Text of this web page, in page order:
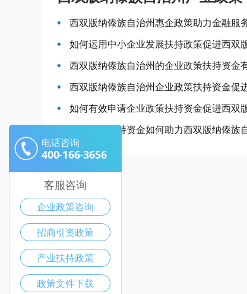
西双版纳傣族自治州惠企政策助力金融服
如何运用中小企业发展扶持政策促进西双
西双版纳傣族自治州的企业政策扶持资金
西双版纳傣族自治州企业政策扶持资金促
如何有效申请企业政策扶持资金促进西双
企业政策扶持资金如何助力西双版纳傣族
电话咨询
400-166-3656
客服咨询
企业政策咨询
招商引资政策
产业扶持政策
政策文件下载